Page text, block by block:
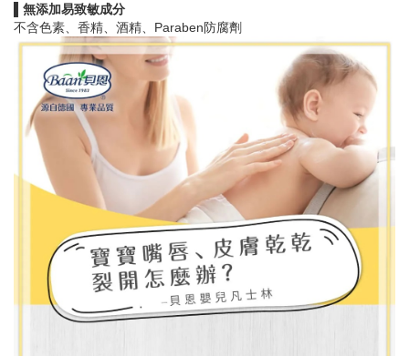
▌無添加易致敏成分
不含色素、香精、酒精、Paraben防腐劑